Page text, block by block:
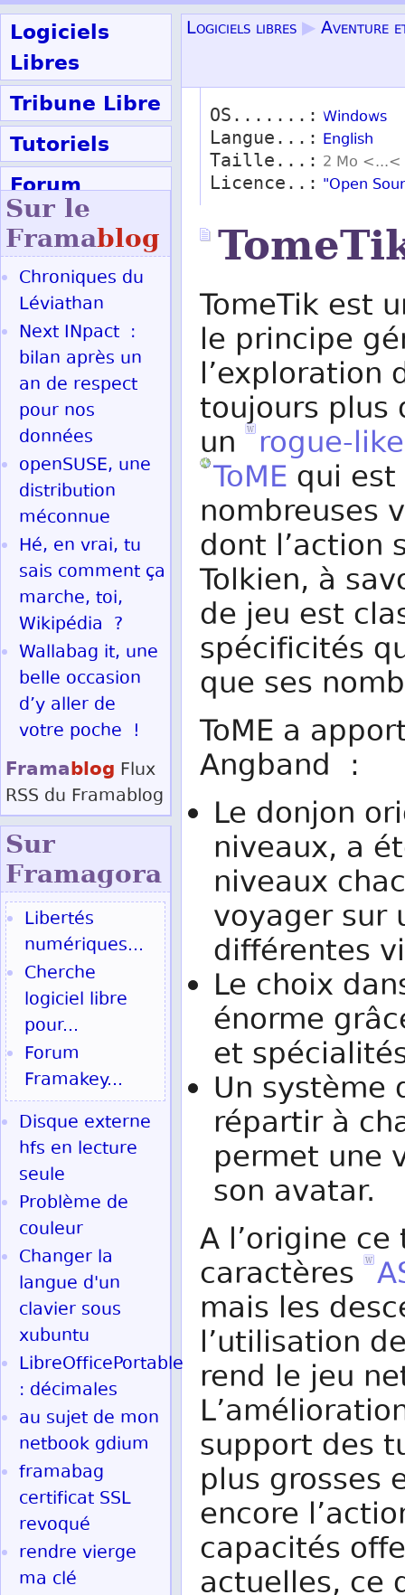
Logiciels
Libres
Tribune Libre
Tutoriels
Forum
Participer
Logiciels libres ▶ Aventure
OS.......: Windows
Langue...: English
Taille...: 2 Mo <...<
Licence..: "Open
TomeTik est
le principe
l’exploration
toujours plus
un rogue-like
ToME qui
nombreuses
dont l’action
Tolkien, à
de jeu est
spécificités
que ses
ToME a
Angband :
Le donjon
niveaux, a
niveaux
voyager sur
différentes
Le choix
énorme
et
Un système
répartir à
permet une
son avatar.
A l’origine
caractères
mais les
l’utilisation
rend le jeu
support des
plus grosses
encore
capacités
actuelles, ce
Sur le
Framablog
Chroniques du
Léviathan
Next INpact :
bilan après un
an de respect
pour nos
données
openSUSE, une
distribution
méconnue
Hé, en vrai, tu
sais comment ça
marche, toi,
Wikipédia ?
Wallabag it, une
belle occasion
d’y aller de
votre poche !
Framablog Flux
RSS du Framablog
Sur
Framagora
Libertés
numériques...
Cherche
logiciel libre
pour...
Forum
Framakey...
Disque externe
hfs en lecture
seule
Problème de
couleur
Changer la
langue d'un
clavier sous
xubuntu
LibreOfficePortable
: décimales
au sujet de mon
netbook gdium
framabag
certificat SSL
revoqué
rendre vierge
ma clé